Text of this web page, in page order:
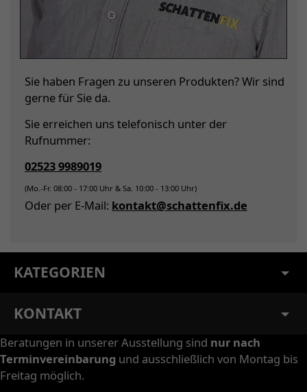
Sie haben Fragen zu unseren Produkten? Wir sind
gerne für Sie da.
Sie erreichen uns telefonisch unter der
Rufnummer:
02523 9989019
(Mo.-Fr. 08:00 - 17:00 Uhr & Sa. 10:00 - 13:00 Uhr)
Oder per E-Mail: kontakt@schattenfix.de
KATEGORIEN
KONTAKT
Beratungen in unserer Ausstellung sind nur nach
Terminvereinbarung und ausschließlich von Montag bis
Freitag möglich.